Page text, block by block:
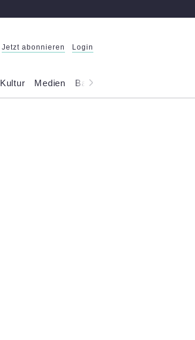
Jetzt abonnieren Login
Kultur Medien Bayern